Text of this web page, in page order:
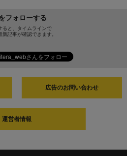
フォローする
ると、タイムラインで
新記事が確認できます。
広告のお問い合わせ
運営者情報